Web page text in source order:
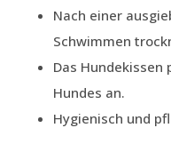
Nach einer
Schwimmen
Das Hundekissen
Hundes an.
Hygienisch und